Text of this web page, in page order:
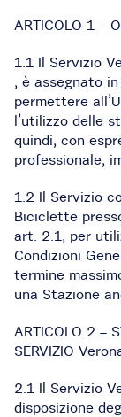
ARTICOLO 1 –
1.1 Il Servizio
, è assegnato
permettere
l’utilizzo delle
quindi, con
professionale,
1.2 Il Servizio
Biciclette
art. 2.1, per
Condizioni
termine
una Stazione
ARTICOLO 2 –
SERVIZIO
2.1 Il Servizio
disposizione